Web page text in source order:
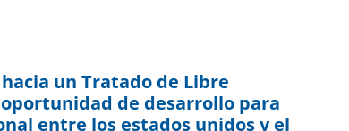
hacia un Tratado de Libre
de desarrollo para
entre los estados unidos y el